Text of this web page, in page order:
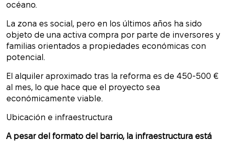
océano.
La zona es social, pero en los últimos años ha sido
objeto de una activa compra por parte de inversores y
familias orientados a propiedades económicas con
potencial.
El alquiler aproximado tras la reforma es de 450-500 €
al mes, lo que hace que el proyecto sea
económicamente viable.
Ubicación e infraestructura
A pesar del formato del barrio, la infraestructura está